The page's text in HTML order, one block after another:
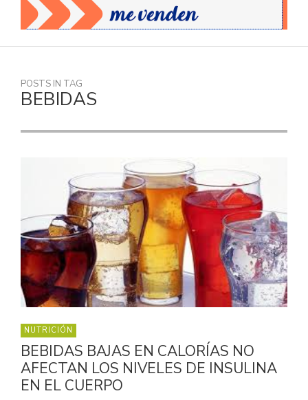
POSTS IN TAG
BEBIDAS
NUTRICIÓN
BEBIDAS BAJAS EN CALORÍAS NO
AFECTAN LOS NIVELES DE INSULINA
EN EL CUERPO